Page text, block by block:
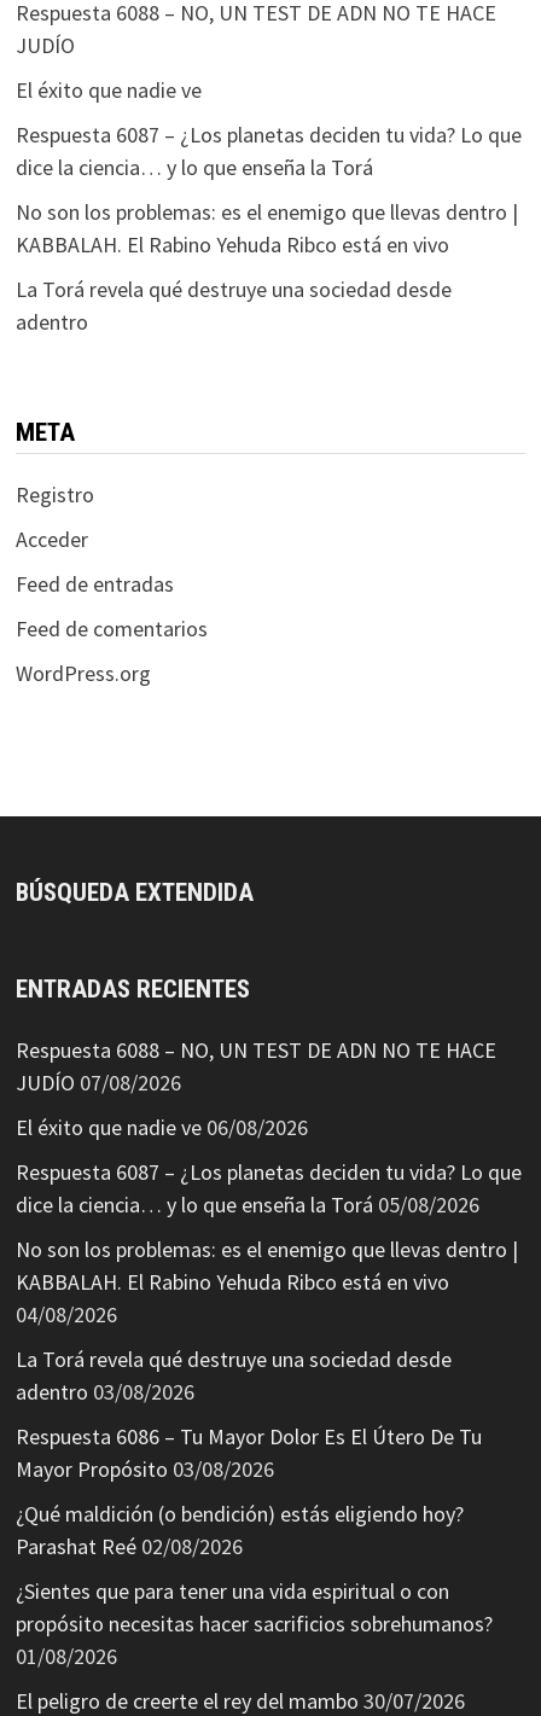
Respuesta 6088 – NO, UN TEST DE ADN NO TE HACE
JUDÍO
El éxito que nadie ve
Respuesta 6087 – ¿Los planetas deciden tu vida? Lo que
dice la ciencia… y lo que enseña la Torá
No son los problemas: es el enemigo que llevas dentro |
KABBALAH. El Rabino Yehuda Ribco está en vivo
La Torá revela qué destruye una sociedad desde
adentro
META
Registro
Acceder
Feed de entradas
Feed de comentarios
WordPress.org
BÚSQUEDA EXTENDIDA
ENTRADAS RECIENTES
Respuesta 6088 – NO, UN TEST DE ADN NO TE HACE
JUDÍO 07/08/2026
El éxito que nadie ve 06/08/2026
Respuesta 6087 – ¿Los planetas deciden tu vida? Lo que
dice la ciencia… y lo que enseña la Torá 05/08/2026
No son los problemas: es el enemigo que llevas dentro |
KABBALAH. El Rabino Yehuda Ribco está en vivo
04/08/2026
La Torá revela qué destruye una sociedad desde
adentro 03/08/2026
Respuesta 6086 – Tu Mayor Dolor Es El Útero De Tu
Mayor Propósito 03/08/2026
¿Qué maldición (o bendición) estás eligiendo hoy?
Parashat Reé 02/08/2026
¿Sientes que para tener una vida espiritual o con
propósito necesitas hacer sacrificios sobrehumanos?
01/08/2026
El peligro de creerte el rey del mambo 30/07/2026